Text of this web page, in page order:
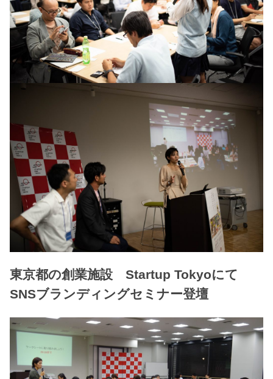
東京都の創業施設 Startup Tokyoにて
SNSブランディングセミナー登壇